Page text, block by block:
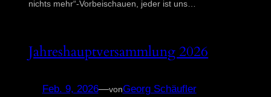
nichts mehr“-Vorbeischauen, jeder ist uns…
Jahreshauptversammlung 2026
Feb. 9, 2026—vonGeorg Schäufler